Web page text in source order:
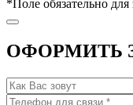
*Поле обязательно
ОФОРМИТЬ